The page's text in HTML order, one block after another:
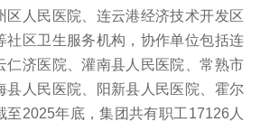
区人民医院、连云港经济技术开发区
社区卫生服务机构，协作单位包括连
仁济医院、灌南县人民医院、常熟市
县人民医院、阳新县人民医院、霍尔
至2025年底，集团共有职工17126人